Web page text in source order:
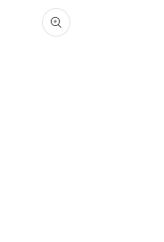
informazioni
sul prodotto